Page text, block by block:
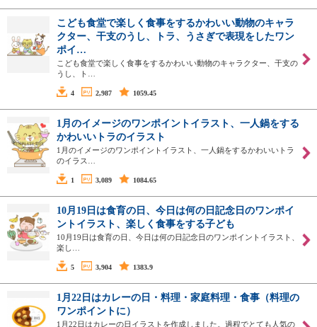
こども食堂で楽しく食事をするかわいい動物のキャラ
クター、干支のうし、トラ、うさぎで表現をしたワン
ポイ…
こども食堂で楽しく食事をするかわいい動物のキャラクター、干支の
うし、ト…
4 2,987 1059.45
1月のイメージのワンポイントイラスト、一人鍋をする
かわいいトラのイラスト
1月のイメージのワンポイントイラスト、一人鍋をするかわいいトラ
のイラス…
1 3,089 1084.65
10月19日は食育の日、今日は何の日記念日のワンポイ
ントイラスト、楽しく食事をする子ども
10月19日は食育の日、今日は何の日記念日のワンポイントイラスト、
楽し…
5 3,904 1383.9
1月22日はカレーの日・料理・家庭料理・食事（料理の
ワンポイントに）
1月22日はカレーの日イラストを作成しました。過程でとても人気の